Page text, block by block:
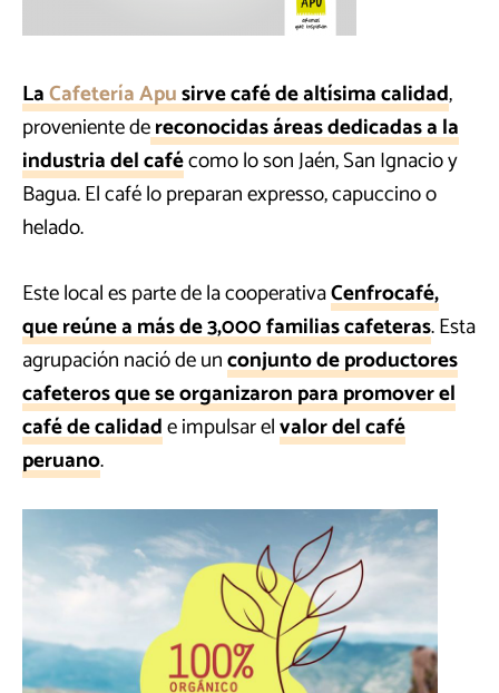
LaCafetería Apusirve café de altísima calidad,
proveniente dereconocidas áreas dedicadas a la
industria del cafécomo lo son Jaén, San Ignacio y
Bagua. El café lo preparan expresso, capuccino o
helado.
Este local es parte de la cooperativaCenfrocafé,
que reúne a más de 3,000 familias cafeteras. Esta
agrupación nació de unconjunto de productores
cafeteros que se organizaron para promover el
café de calidade impulsar elvalor del café
peruano.